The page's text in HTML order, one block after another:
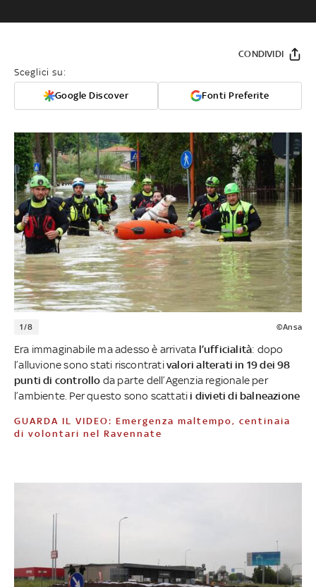
Sceglici su:
Google Discover Fonti Preferite
CONDIVIDI
1/8 ©Ansa
Era immaginabile ma adesso è arrivata l’ufficialità: dopo
l’alluvione sono stati riscontrativalori alterati in 19 dei 98
punti di controllo da parte dell’Agenzia regionale per
l’ambiente. Per questo sono scattati i divieti di balneazione
GUARDA IL VIDEO: Emergenza maltempo, centinaia
di volontari nel Ravennate